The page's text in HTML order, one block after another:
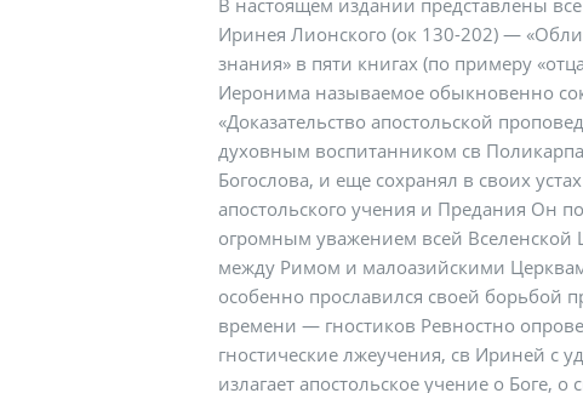
В настоящем издании представлены
Иринея Лионского (ок 130-202) —
знания» в пяти книгах (по примеру
Иеронима называемое обыкновенно
«Доказательство апостольской
духовным воспитанником св
Богослова, и еще сохранял в своих
апостольского учения и Предания Он
огромным уважением всей
между Римом и малоазийскими
особенно прославился своей борьбой
времени — гностиков Ревностно
гностические лжеучения, св Ириней с
излагает апостольское учение о Боге,